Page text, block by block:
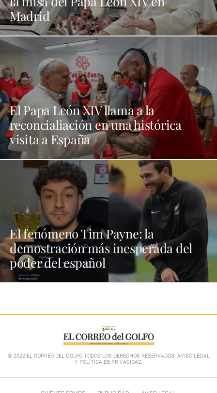
Madrid
El Papa León XIV llama a la
reconcialiación en una histórica
visita a España
El fenómeno Tim Payne: la
demostración más inesperada del
poder del español
© 2022 EL CORREO DEL GOLFO TODOS LOS DERECHOS RESERVADOS. AVISO LEGAL
Y POLÍTICA DE PRIVACIDAD.